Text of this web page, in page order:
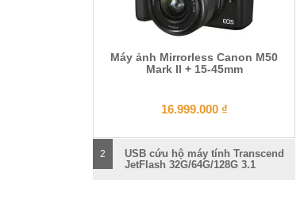
Máy ảnh Mirrorless Canon M50
Mark II + 15-45mm
16.999.000 ₫
2
USB cứu hộ máy tính Transcend
JetFlash 32G/64G/128G 3.1